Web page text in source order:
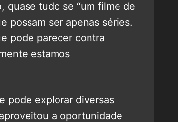
quase tudo se “um filme de
possam ser apenas séries.
pode parecer contra
estamos
pode explorar diversas
a oportunidade